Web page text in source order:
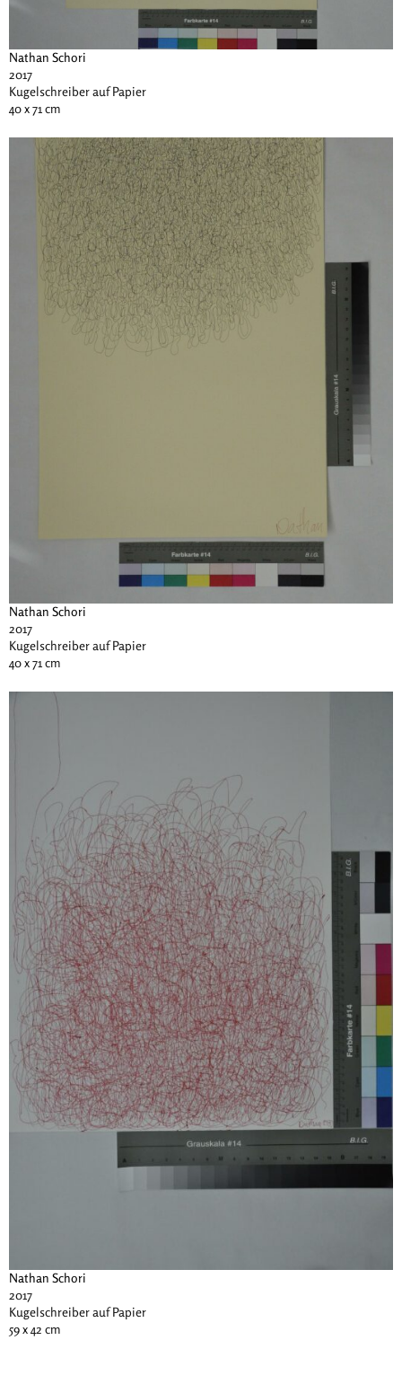
Nathan Schori
2017
Kugelschreiber auf Papier
40 x 71 cm
Nathan Schori
2017
Kugelschreiber auf Papier
40 x 71 cm
Nathan Schori
2017
Kugelschreiber auf Papier
59 x 42 cm